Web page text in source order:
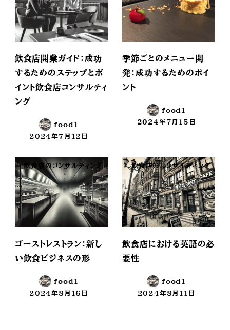
飲食店開業ガイド：成功
するためのステップとポ
イント飲食店コンサルティ
ング
food1
2024年7月12日
季節ごとのメニュー開
発：成功するためのポイ
ント
food1
2024年7月15日
飲食店のコンサルティング
ゴーストレストラン：新し
い飲食ビジネスの形
food1
2024年8月16日
飲食店のコンサルティング
飲食店における英語の必
要性
food1
2024年8月11日